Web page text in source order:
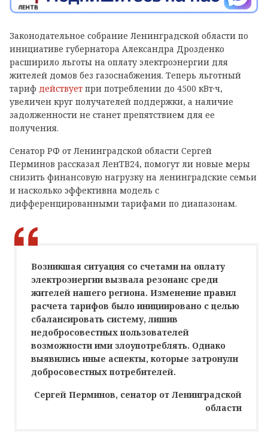
Законодательное собрание Ленинградской области по
инициативе губернатора Александра Дрозденко
расширило льготы на оплату электроэнергии для
жителей домов без газоснабжения. Теперь льготный
тариф действует при потреблении до 4500 кВт·ч,
увеличен круг получателей поддержки, а наличие
задолженности не станет препятствием для ее
получения.
Сенатор РФ от Ленинградской области Сергей
Перминов рассказал ЛенТВ24, помогут ли новые меры
снизить финансовую нагрузку на ленинградские семьи
и насколько эффективна модель с
дифференцированными тарифами по диапазонам.
Возникшая ситуация со счетами на оплату
электроэнергии вызвала резонанс среди
жителей нашего региона. Изменение правил
расчета тарифов было инициировано с целью
сбалансировать систему, лишив
недобросовестных пользователей
возможности ими злоупотреблять. Однако
выявились иные аспекты, которые затронули
добросовестных потребителей.
Сергей Перминов, сенатор от Ленинградской
области